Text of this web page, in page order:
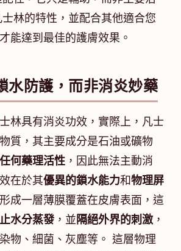
林的特性，並配合其他適合您
能達到最佳的護膚效果。
水防護，而非消炎妙藥
林具有消炎功效，實際上，凡士
質，其主要成分是石油或礦物
何藥理活性 ，因此無法主動消
在於其優異的鎖水能力和物理屏
成一層薄膜覆蓋在皮膚表面，這
水分蒸發，並隔絕外界的刺激，
物、細菌、灰塵等。 這層物理